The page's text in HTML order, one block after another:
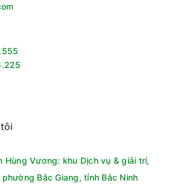
Chức năng này sẽ giúp bạn chủ động
động đến mốc giờ đã cài đặt, điều
bạn không cần thực hiện thêm bất
tản nhiệt của dàn nóng được phủ mạ
hiện tượng ăn mòn, oxy hóa, đồng thời
sôi, phát triển, góp phần nâng cao
Hùng Vương: khu Dịch vụ & giải trí,
Bắc Giang, tỉnh Bắc Ninh